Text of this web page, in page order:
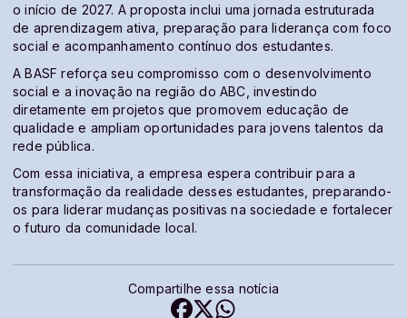
o início de 2027. A proposta inclui uma jornada estruturada
de aprendizagem ativa, preparação para liderança com foco
social e acompanhamento contínuo dos estudantes.
A BASF reforça seu compromisso com o desenvolvimento
social e a inovação na região do ABC, investindo
diretamente em projetos que promovem educação de
qualidade e ampliam oportunidades para jovens talentos da
rede pública.
Com essa iniciativa, a empresa espera contribuir para a
transformação da realidade desses estudantes, preparando-
os para liderar mudanças positivas na sociedade e fortalecer
o futuro da comunidade local.
Compartilhe essa notícia